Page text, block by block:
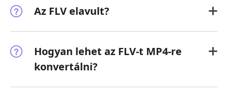
Az FLV elavult?
Hogyan lehet az FLV-t MP4-re
konvertálni?